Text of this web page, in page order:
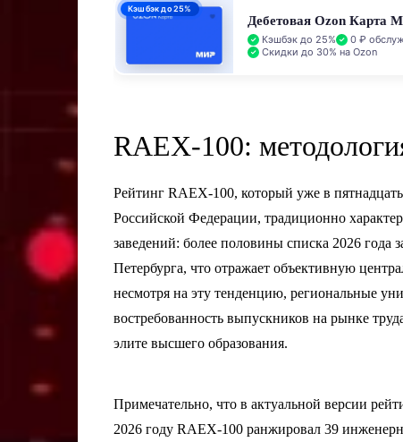
Кэшбэк до 25%
Дебетовая Ozon Карта
Кэшбэк до 25%
0 ₽
Скидки до 30% на Ozon
RAEX-100:
Рейтинг RAEX-100, который уже в
Российской Федерации, традиционно
заведений: более половины списка 2026
Петербурга, что отражает объективную
несмотря на эту тенденцию, региональные
востребованность выпускников на рынке
элите высшего образования.
Примечательно, что в актуальной версии
2026 году RAEX-100 ранжировал 39